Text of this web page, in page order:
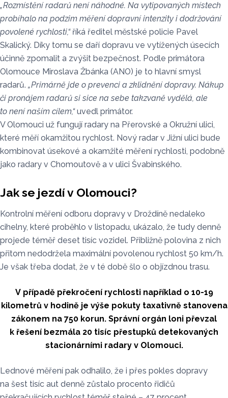
„Rozmístění radarů není náhodné. Na vytipovaných místech
probíhalo na podzim měření dopravní intenzity i dodržování
povolené rychlosti,“ říká ředitel městské policie Pavel
Skalický. Díky tomu se daří dopravu ve vytížených úsecích
účinně zpomalit a zvýšit bezpečnost. Podle primátora
Olomouce Miroslava Žbánka (ANO) je to hlavní smysl
radarů. „Primárně jde o prevenci a zklidnění dopravy. Nákup
či pronájem radarů si sice na sebe takzvaně vydělá, ale
to není naším cílem,“uvedl primátor.
V Olomouci už fungují radary na Přerovské a Okružní ulici,
které měří okamžitou rychlost. Nový radar v Jižní ulici bude
kombinovat úsekové a okamžité měření rychlosti, podobně
jako radary v Chomoutově a v ulici Švabinského.
Jak se jezdí v Olomouci?
Kontrolní měření odboru dopravy v Droždíně nedaleko
cihelny, které proběhlo v listopadu, ukázalo, že tudy denně
projede téměř deset tisíc vozidel. Přibližně polovina z nich
přitom nedodržela maximální povolenou rychlost 50 km/h.
Je však třeba dodat, že v té době šlo o objízdnou trasu.
V případě překročení rychlosti například o 10-19
kilometrů v hodině je výše pokuty taxativně stanovena
zákonem na 750 korun. Správní orgán loni převzal
k řešení bezmála 20 tisíc přestupků detekovaných
stacionárními radary v Olomouci.
Lednové měření pak odhalilo, že i přes pokles dopravy
na šest tisíc aut denně zůstalo procento řidičů